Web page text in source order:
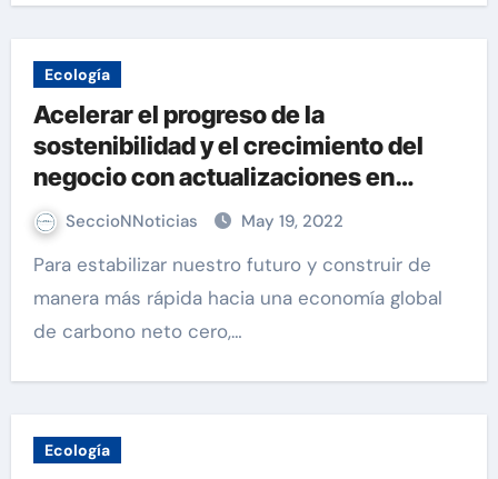
Ecología
Acelerar el progreso de la
sostenibilidad y el crecimiento del
negocio con actualizaciones en
Microsoft Cloud for Sustainability
SeccioNNoticias May 19, 2022
Para estabilizar nuestro futuro y construir de
manera más rápida hacia una economía global
de carbono neto cero,…
Ecología